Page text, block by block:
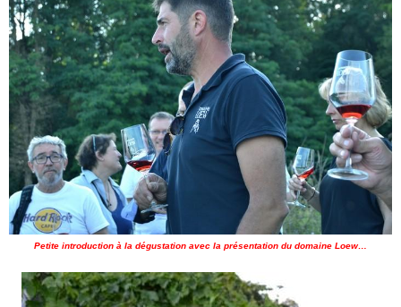
Petite introduction à la dégustation avec la présentation du domaine Loew…